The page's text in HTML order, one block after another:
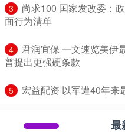
3
尚求100 国家发改委：
面行为清单
4
君润宜保 一文速览美伊
普提出更强硬条款
5 宏益配资 以军遭40年来
最